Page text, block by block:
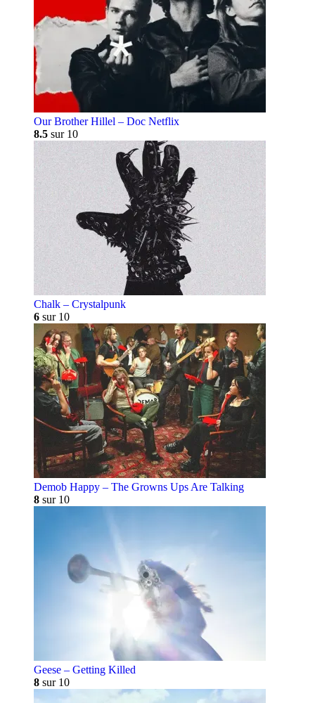
Our Brother Hillel – Doc Netflix
8.5 sur 10
Chalk – Crystalpunk
6 sur 10
Demob Happy – The Growns Ups Are Talking
8 sur 10
Geese – Getting Killed
8 sur 10